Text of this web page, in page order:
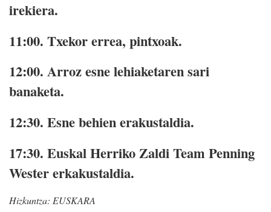
irekiera.
11:00. Txekor errea, pintxoak.
12:00. Arroz esne lehiaketaren sari
banaketa.
12:30. Esne behien erakustaldia.
17:30. Euskal Herriko Zaldi Team Penning
Wester erkakustaldia.
Hizkuntza: EUSKARA